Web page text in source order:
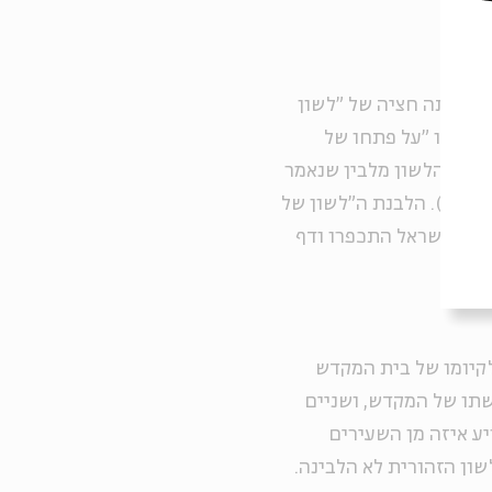
היתה חציה של "לשון
ו) או "על פתחו של
הלשון מלבין שנאמר
כַּשָּׁנִים כַּשֶּׁלֶג יַלְבִּינוּ (ישעיה א, 18)" (שם, שם). הלבנת ה"לשון של
ישראל התכפרו ודף
האחרונות לקיומו של בית המקדש
של המקדש, ושניים
איזה מן השעירים
הזהורית לא הלבינה.